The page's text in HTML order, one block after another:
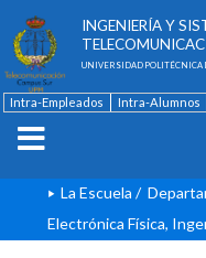
INGENIERÍA Y
UNIVERSIDAD POLITÉCNICA
Intra-Empleados Intra-Alumnos
La Escuela /
Electrónica Física,